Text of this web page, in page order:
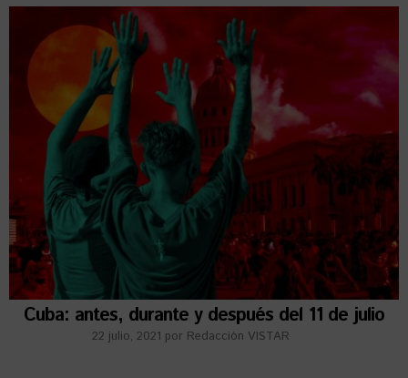
Cuba: antes, durante y después del 11 de julio
22 julio, 2021 por Redacción VISTAR